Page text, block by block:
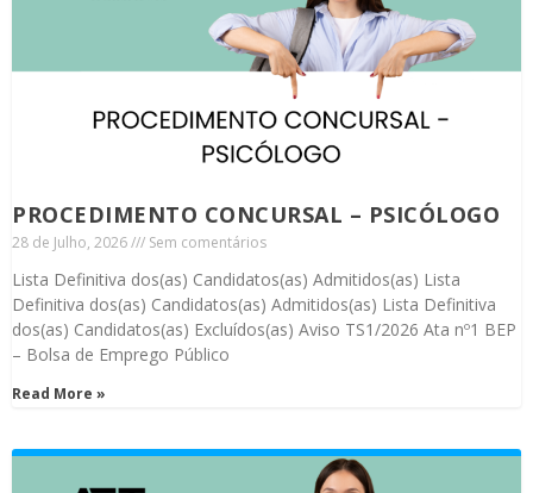
PROCEDIMENTO CONCURSAL – PSICÓLOGO
28 de Julho, 2026 Sem comentários
Lista Definitiva dos(as) Candidatos(as) Admitidos(as) Lista
Definitiva dos(as) Candidatos(as) Admitidos(as) Lista Definitiva
dos(as) Candidatos(as) Excluídos(as) Aviso TS1/2026 Ata nº1 BEP
– Bolsa de Emprego Público
Read More »